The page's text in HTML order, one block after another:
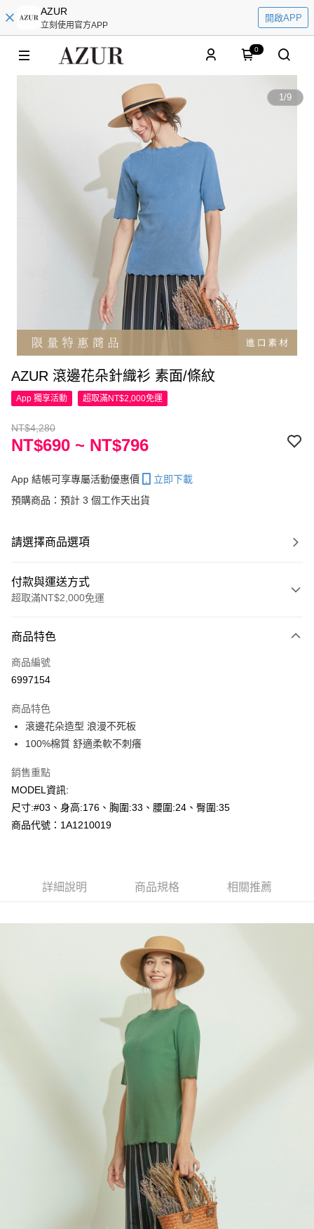
AZUR
立刻使用官方APP
開啟APP
0
1/9
AZUR 滾邊花朵針織衫 素面/條紋
App 獨享活動 超取滿NT$2,000免運
NT$4,280
NT$690 ~ NT$796
App 結帳可享專屬活動優惠價
立即下載
預購商品：預計 3 個工作天出貨
請選擇商品選項
付款與運送方式
超取滿NT$2,000免運
信用卡一次付款
超商取貨付款
Apple Pay
悠遊付
Google Pay
AFTEE先享後付
相關說明
２．便利：只要手機號碼，簡訊認證，即可結帳。
【「AFTEE先享後付」結帳流程】
１．於結帳方式選擇「AFTEE先享後付」後，將跳轉至「AFTEE先享後付」
結帳頁面，進行簡訊認證並確認金額後，即可完成結帳。
２．訂單成立數日內，您將收到繳費通知簡訊。
３．收到繳費通知簡訊後14天內，點擊此簡訊中的連結，可透過四大超商／
ATM／網路銀行／等多元方式進行付款，方視為交易完成。
※ 請注意：結帳手續完成當下不需立刻繳費，但若您需要取消訂單，請聯絡
購買商品的店家。未經商家同意取消之訂單仍視為有效，需透過AFTEE先享
※ 交易是否成功請以「AFTEE先享後付 」之結帳頁面顯示為準，若有關於
是否繳費成功／繳費後需取消欲退款等相關疑問，請聯繫「AFTEE先享後付
https://netprotections.freshdesk.com/support/home
１．透過由恩沛科技股份有限公司提供之「AFTEE先享後付」服務完成之交
易，需依本服務之必要範圍內提供個人資料，並將交易相關給付款項請求債
權轉讓予恩沛科技股份有限公司。
２．關於個人資料處理事宜，請瀏覽以下網址：
https://aftee.tw/terms/#terms3
３．未成年的使用者請事先徵得法定代理人或監護人之同意方可使用
「AFTEE先享後付」，若未經同意申辦者引起之損失，本公司不負相關責
４．使用「AFTEE先享後付」時，將依據個別帳號之用戶狀況，依本公司即
時審查核予不同之上限額度；若仍有額度不足之情形，本公司將視審查結果
每筆NT$60，滿NT$2,000(含以上)免運費
每筆NT$60，滿NT$2,000(含以上)免運費
每筆NT$60，滿NT$2,000(含以上)免運費
付款後7-11取貨---滿2000元免運
每筆NT$60，滿NT$2,000(含以上)免運費
每筆NT$120，滿NT$2,000(含以上)免運費
商品特色
商品編號
6997154
商品特色
滾邊花朵造型 浪漫不死板
100%棉質 舒適柔軟不刺癢
銷售重點
MODEL資訊:
尺寸:#03、身高:176、胸圍:33、腰圍:24、臀圍:35
商品代號：1A1210019
詳細說明 商品規格 相關推薦